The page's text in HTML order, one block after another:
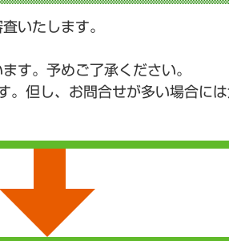
いたします。
す。予めご了承ください。
但し、お問合せが多い場合に